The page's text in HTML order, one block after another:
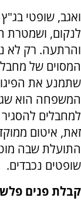
ואגב, שופטי
לנקום, ושמטרת
והרתעה. רק לא
המסוים של
שתמנע את
המשפחה הוא
למחבלים
זאת, איטום
התועלת שבה
שופטים נכבדים.
קבלת פנים